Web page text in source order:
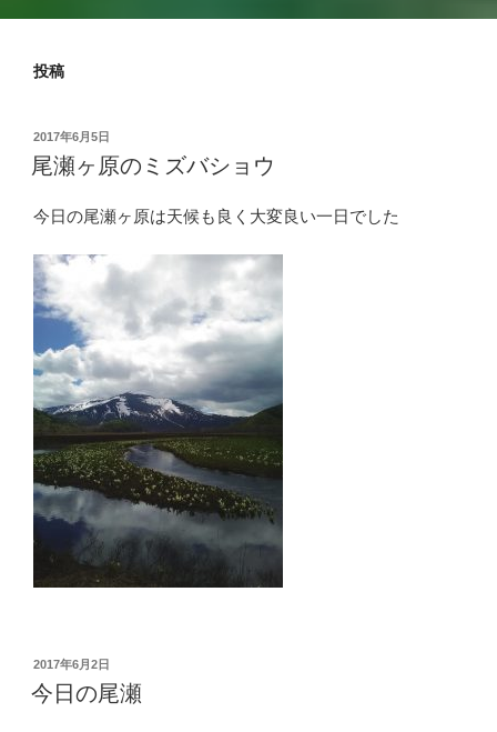
投稿
投
稿
日:
2017年6月5日
尾瀬ヶ原のミズバショウ
今日の尾瀬ヶ原は天候も良く大変良い一日でした
投
稿
日:
2017年6月2日
今日の尾瀬